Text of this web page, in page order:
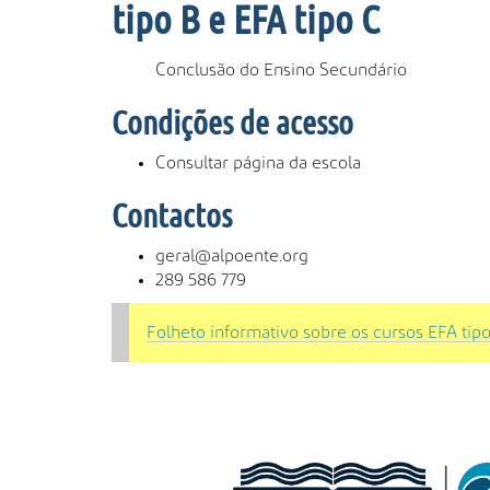
tipo B e EFA tipo C
Conclusão do Ensino Secundário
Condições de acesso
Consultar página da escola
Contactos
geral@alpoente.org
289 586 779
Folheto informativo sobre os cursos EFA